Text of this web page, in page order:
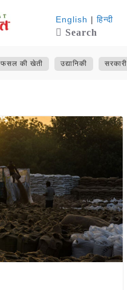
English | हिन्दी
Search
फसल की खेती उद्यानिकी